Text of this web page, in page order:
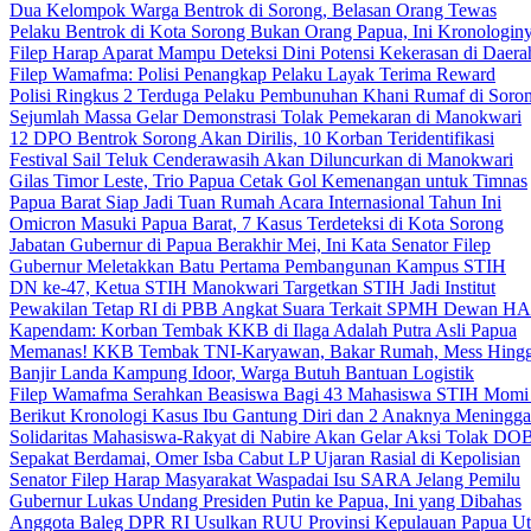
Dua Kelompok Warga Bentrok di Sorong, Belasan Orang Tewas
Pelaku Bentrok di Kota Sorong Bukan Orang Papua, Ini
Filep Harap Aparat Mampu Deteksi Dini Potensi Kekerasan di
Filep Wamafma: Polisi Penangkap Pelaku Layak Terima Reward
Polisi Ringkus 2 Terduga Pelaku Pembunuhan Khani Rumaf di
Sejumlah Massa Gelar Demonstrasi Tolak Pemekaran di Manokwari
12 DPO Bentrok Sorong Akan Dirilis, 10 Korban Teridentifikasi
Festival Sail Teluk Cenderawasih Akan Diluncurkan di Manokwari
Gilas Timor Leste, Trio Papua Cetak Gol Kemenangan untuk Timnas
Papua Barat Siap Jadi Tuan Rumah Acara Internasional Tahun Ini
Omicron Masuki Papua Barat, 7 Kasus Terdeteksi di Kota Sorong
Jabatan Gubernur di Papua Berakhir Mei, Ini Kata Senator Filep
Gubernur Meletakkan Batu Pertama Pembangunan Kampus STIH
DN ke-47, Ketua STIH Manokwari Targetkan STIH Jadi Institut
Pewakilan Tetap RI di PBB Angkat Suara Terkait SPMH Dewan
Kapendam: Korban Tembak KKB di Ilaga Adalah Putra Asli Papua
Memanas! KKB Tembak TNI-Karyawan, Bakar Rumah, Mess
Banjir Landa Kampung Idoor, Warga Butuh Bantuan Logistik
Filep Wamafma Serahkan Beasiswa Bagi 43 Mahasiswa STIH Momi
Berikut Kronologi Kasus Ibu Gantung Diri dan 2 Anaknya
Solidaritas Mahasiswa-Rakyat di Nabire Akan Gelar Aksi Tolak
Sepakat Berdamai, Omer Isba Cabut LP Ujaran Rasial di Kepolisian
Senator Filep Harap Masyarakat Waspadai Isu SARA Jelang Pemilu
Gubernur Lukas Undang Presiden Putin ke Papua, Ini yang Dibahas
Anggota Baleg DPR RI Usulkan RUU Provinsi Kepulauan Papua